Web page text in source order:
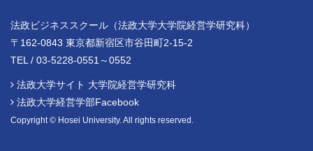
法政ビジネススクール（法政大学大学院経営学研究科）
〒162-0843 東京都新宿区市谷田町2-15-2
TEL / 03-5228-0551～0552
法政大学サイト 大学院経営学研究科
法政大学経営学部Facebook
Copyright © Hosei University. All rights reserved.